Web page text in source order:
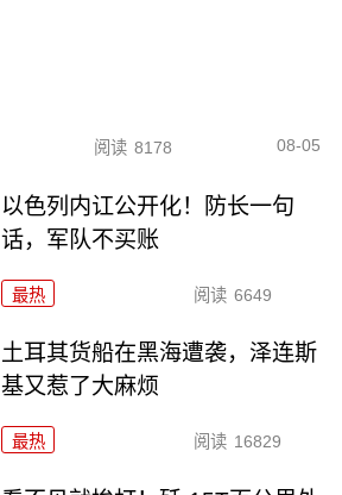
阅读 8178 08-05
以色列内讧公开化！防长一句
话，军队不买账
最热 阅读 6649
土耳其货船在黑海遭袭，泽连斯
基又惹了大麻烦
最热 阅读 16829